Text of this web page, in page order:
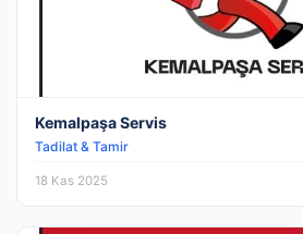
Kemalpaşa Servis
Tadilat & Tamir
18 Kas 2025